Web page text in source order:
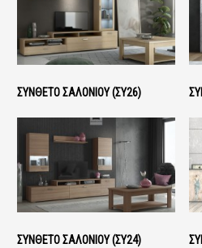
ΣΎΝΘΕΤΟ ΣΑΛΟΝΙΟΎ (ΣΥ26)
ΣΎΝΘΕΤΟ ΣΑΛΟΝΙΟΎ (ΣΥ24)